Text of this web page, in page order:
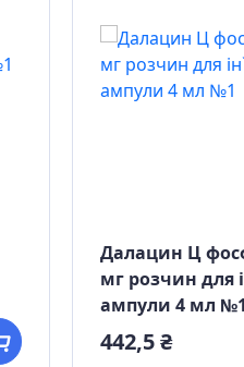
Далацин Ц
мг розчин для
ампули 4 мл
442,5 ₴